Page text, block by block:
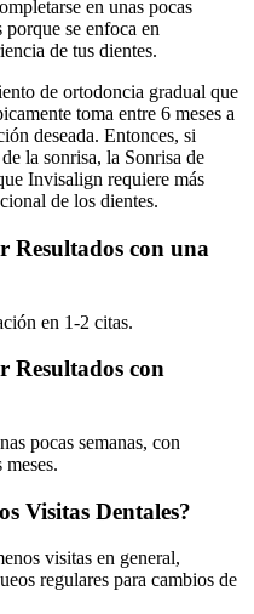
en unas pocas
se enfoca en
de tus dientes.
de ortodoncia gradual que
toma entre 6 meses a
deseada. Entonces, si
la sonrisa, la Sonrisa de
Invisalign requiere más
de los dientes.
Resultados con una
en 1-2 citas.
Resultados con
pocas semanas, con
Visitas Dentales?
visitas en general,
regulares para cambios de